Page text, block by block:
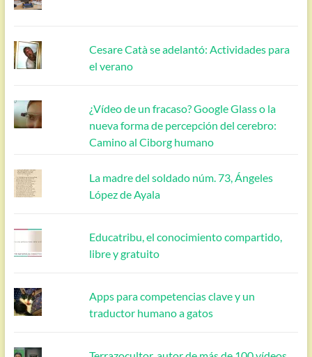
Cesare Catà se adelantó: Actividades para
el verano
¿Vídeo de un fracaso? Google Glass o la
nueva forma de percepción del cerebro:
Camino al Ciborg humano
La madre del soldado núm. 73, Ángeles
López de Ayala
Educatribu, el conocimiento compartido,
libre y gratuito
Apps para competencias clave y un
traductor humano a gatos